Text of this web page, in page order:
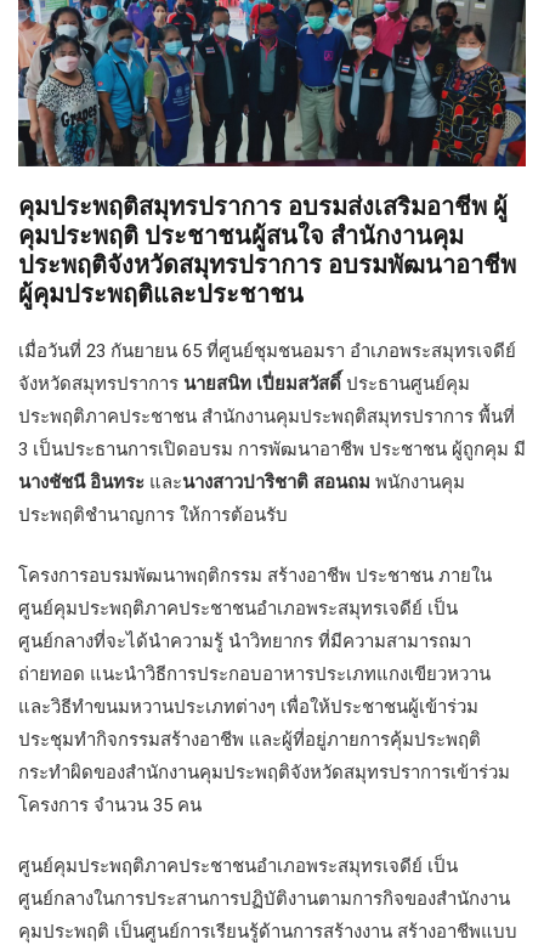
คุมประพฤติสมุทรปราการ อบรมส่งเสริมอาชีพ ผู้
คุมประพฤติ ประชาชนผู้สนใจ สำนักงานคุม
ประพฤติจังหวัดสมุทรปราการ อบรมพัฒนาอาชีพ
ผู้คุมประพฤติและประชาชน
เมื่อวันที่ 23 กันยายน 65 ที่ศูนย์ชุมชนอมรา อำเภอพระสมุทรเจดีย์
จังหวัดสมุทรปราการ นายสนิท เปี่ยมสวัสดิ์ ประธานศูนย์คุม
ประพฤติภาคประชาชน สำนักงานคุมประพฤติสมุทรปราการ พื้นที่
3 เป็นประธานการเปิดอบรม การพัฒนาอาชีพ ประชาชน ผู้ถูกคุม มี
นางชัชนี อินทระ และนางสาวปาริชาติ สอนถม พนักงานคุม
ประพฤติชำนาญการ ให้การต้อนรับ
โครงการอบรมพัฒนาพฤติกรรม สร้างอาชีพ ประชาชน ภายใน
ศูนย์คุมประพฤติภาคประชาชนอำเภอพระสมุทรเจดีย์ เป็น
ศูนย์กลางที่จะได้นำความรู้ นำวิทยากร ที่มีความสามารถมา
ถ่ายทอด แนะนำวิธีการประกอบอาหารประเภทแกงเขียวหวาน
และวิธีทำขนมหวานประเภทต่างๆ เพื่อให้ประชาชนผู้เข้าร่วม
ประชุมทำกิจกรรมสร้างอาชีพ และผู้ที่อยู่ภายการคุ้มประพฤติ
กระทำผิดของสำนักงานคุมประพฤติจังหวัดสมุทรปราการเข้าร่วม
โครงการ จำนวน 35 คน
ศูนย์คุมประพฤติภาคประชาชนอำเภอพระสมุทรเจดีย์ เป็น
ศูนย์กลางในการประสานการปฏิบัติงานตามการกิจของสำนักงาน
คุมประพฤติ เป็นศูนย์การเรียนรู้ด้านการสร้างงาน สร้างอาชีพแบบ